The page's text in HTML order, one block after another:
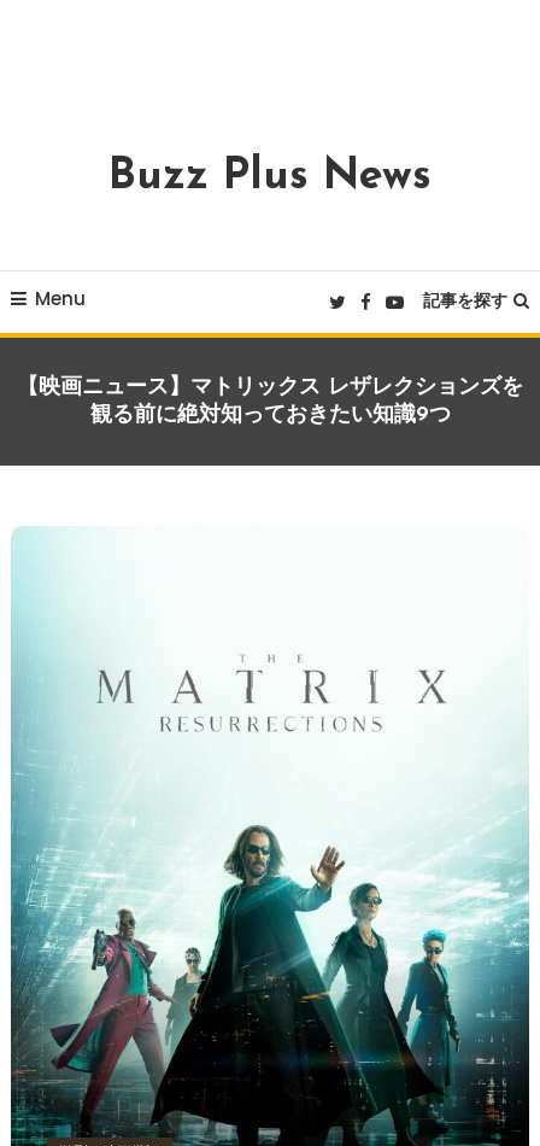
Buzz Plus News
Menu 記事を探す
【映画ニュース】マトリックス レザレクションズを
観る前に絶対知っておきたい知識9つ